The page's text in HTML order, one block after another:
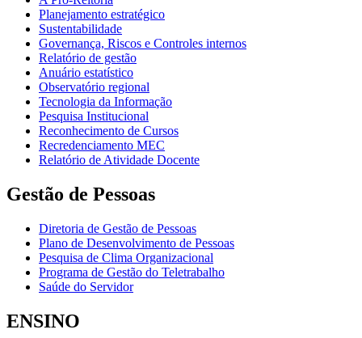
Planejamento estratégico
Sustentabilidade
Governança, Riscos e Controles internos
Relatório de gestão
Anuário estatístico
Observatório regional
Tecnologia da Informação
Pesquisa Institucional
Reconhecimento de Cursos
Recredenciamento MEC
Relatório de Atividade Docente
Gestão de Pessoas
Diretoria de Gestão de Pessoas
Plano de Desenvolvimento de Pessoas
Pesquisa de Clima Organizacional
Programa de Gestão do Teletrabalho
Saúde do Servidor
ENSINO